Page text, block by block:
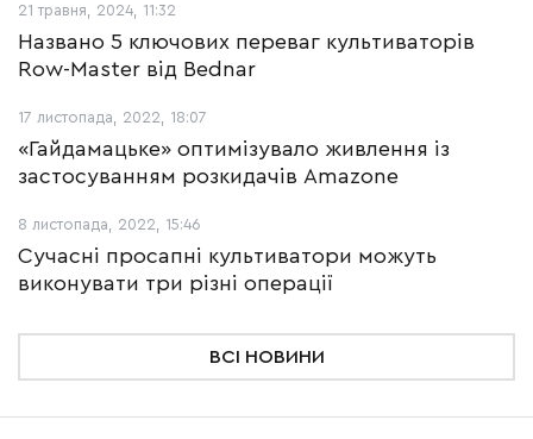
21 травня, 2024, 11:32
Названо 5 ключових переваг культиваторів
Row-Master від Bednar
17 листопада, 2022, 18:07
«Гайдамацьке» оптимізувало живлення із
застосуванням розкидачів Amazone
8 листопада, 2022, 15:46
Сучасні просапні культиватори можуть
виконувати три різні операції
ВСІ НОВИНИ